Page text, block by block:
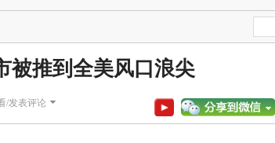
被推到全美风口浪尖
/发表评论